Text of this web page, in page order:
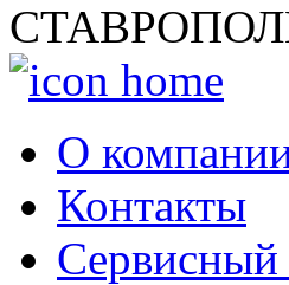
О
Контакты
Сервисный